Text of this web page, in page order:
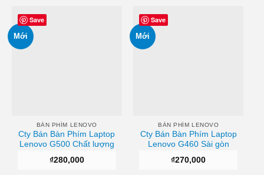
Save
Mới
BÀN PHÍM LENOVO
Cty Bán Bàn Phím Laptop
Lenovo G500 Chất lượng
₫280,000
Save
Mới
BÀN PHÍM LENOVO
Cty Bán Bàn Phím Laptop
Lenovo G460 Sài gòn
₫270,000